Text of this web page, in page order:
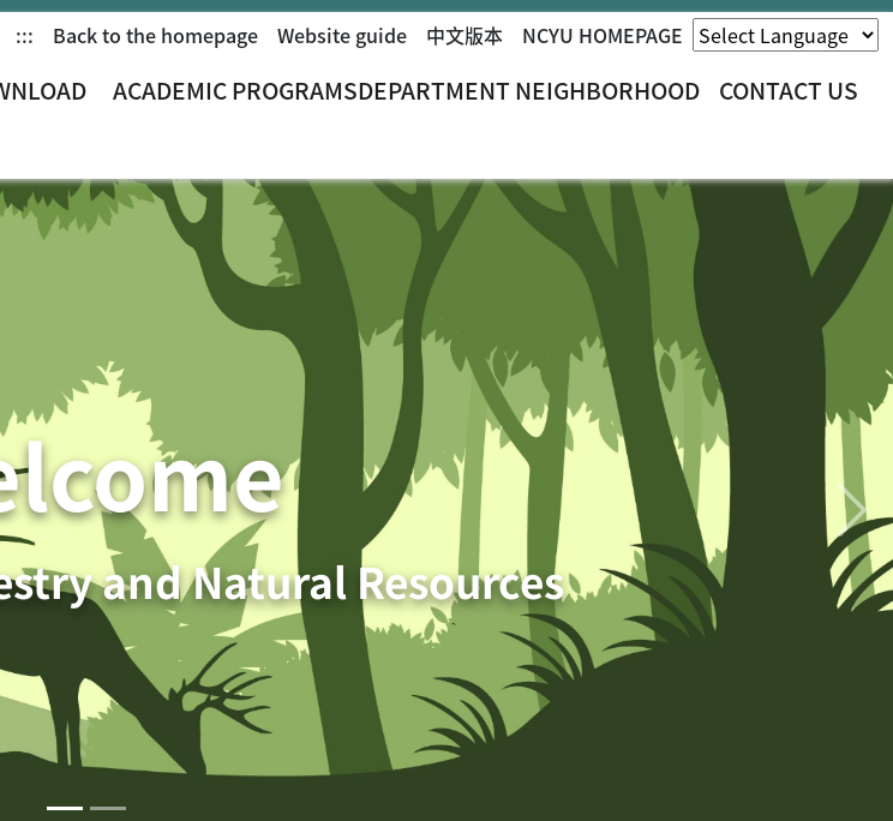
::: Back to the homepage Website guide 中文版本 NCYU HOMEPAGE
ACADEMIC PROGRAMSDEPARTMENT NEIGHBORHOOD CONTACT US
and Natural Resources
Next